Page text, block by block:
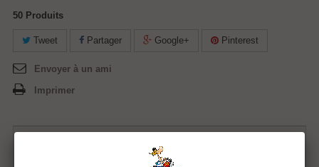
50 Produits
Tweet Partager Google+ Pinterest
Envoyer à un ami
Imprimer